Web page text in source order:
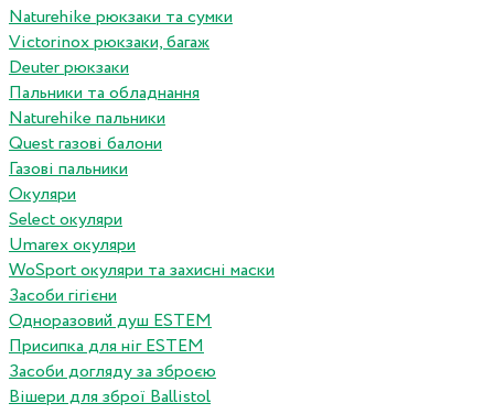
Naturehike рюкзаки та сумки
Victorinox рюкзаки, багаж
Deuter рюкзаки
Пальники та обладнання
Naturehike пальники
Quest газові балони
Газові пальники
Окуляри
Select окуляри
Umarex окуляри
WoSport окуляри та захисні маски
Засоби гігієни
Одноразовий душ ESTEM
Присипка для ніг ESTEM
Засоби догляду за зброєю
Вішери для зброї Ballistol